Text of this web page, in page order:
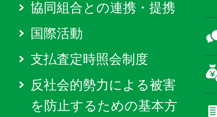
協同組合との連携・提携
国際活動
支払査定時照会制度
反社会的勢力による被害
を防止するための基本方